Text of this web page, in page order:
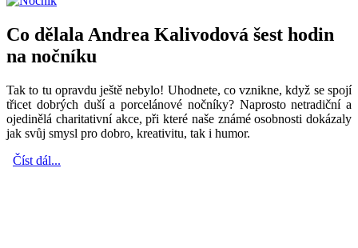
Co dělala Andrea Kalivodová šest hodin
na nočníku
Tak to tu opravdu ještě nebylo! Uhodnete, co vznikne, když se spojí
třicet dobrých duší a porcelánové nočníky? Naprosto netradiční a
ojedinělá charitativní akce, při které naše známé osobnosti dokázaly
jak svůj smysl pro dobro, kreativitu, tak i humor.
Číst dál...